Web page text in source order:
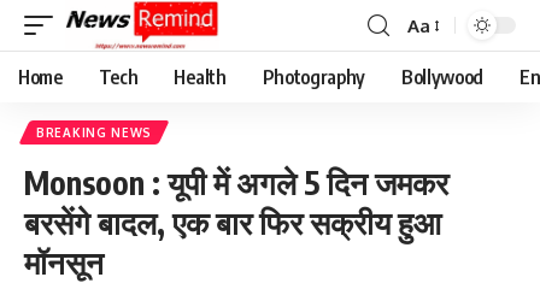
Font
Resizer
Aa
Home Tech Health Photography Bollywood
BREAKING NEWS
Monsoon : यूपी में अगले 5 दिन जमकर
बरसेंगे बादल, एक बार फिर सक्रीय हुआ
मॉनसून